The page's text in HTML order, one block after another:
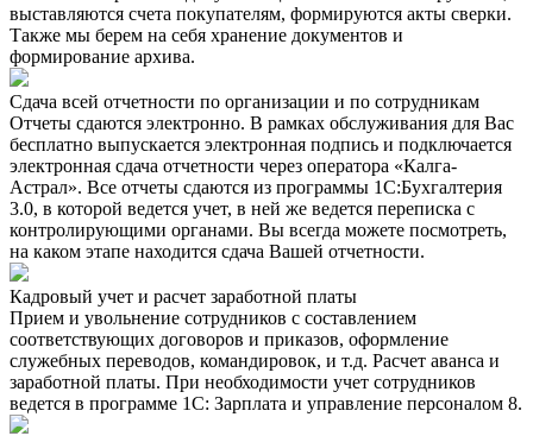
выставляются счета покупателям, формируются акты сверки.
Также мы берем на себя хранение документов и
формирование архива.
Сдача всей отчетности по организации и по сотрудникам
Отчеты сдаются электронно. В рамках обслуживания для Вас
бесплатно выпускается электронная подпись и подключается
электронная сдача отчетности через оператора «Калга-
Астрал». Все отчеты сдаются из программы 1С:Бухгалтерия
3.0, в которой ведется учет, в ней же ведется переписка с
контролирующими органами. Вы всегда можете посмотреть,
на каком этапе находится сдача Вашей отчетности.
Кадровый учет и расчет заработной платы
Прием и увольнение сотрудников с составлением
соответствующих договоров и приказов, оформление
служебных переводов, командировок, и т.д. Расчет аванса и
заработной платы. При необходимости учет сотрудников
ведется в программе 1С: Зарплата и управление персоналом 8.